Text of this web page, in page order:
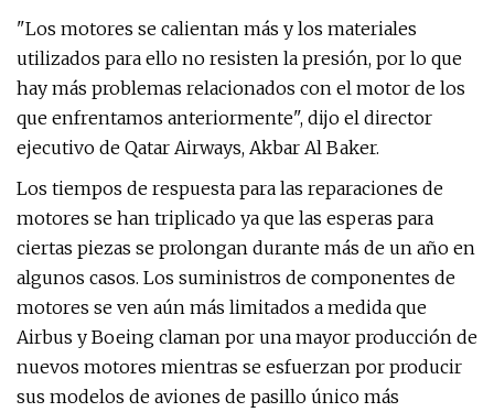
"Los motores se calientan más y los materiales
utilizados para ello no resisten la presión, por lo que
hay más problemas relacionados con el motor de los
que enfrentamos anteriormente", dijo el director
ejecutivo de Qatar Airways, Akbar Al Baker.
Los tiempos de respuesta para las reparaciones de
motores se han triplicado ya que las esperas para
ciertas piezas se prolongan durante más de un año en
algunos casos. Los suministros de componentes de
motores se ven aún más limitados a medida que
Airbus y Boeing claman por una mayor producción de
nuevos motores mientras se esfuerzan por producir
sus modelos de aviones de pasillo único más